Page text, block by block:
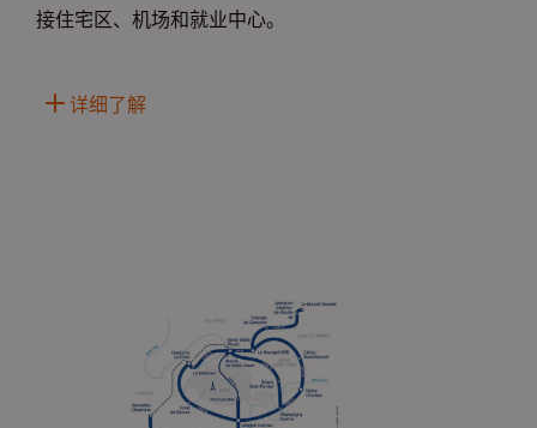
接住宅区、机场和就业中心。
详细了解